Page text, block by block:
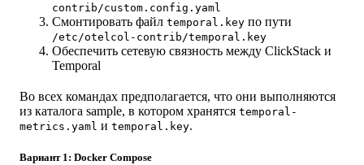
contrib/custom.config.yaml
Смонтировать файл temporal.key по пути
/etc/otelcol-contrib/temporal.key
Обеспечить сетевую связность между ClickStack и
Temporal
Во всех командах предполагается, что они выполняются
из каталога sample, в котором хранятся temporal-
metrics.yaml и temporal.key.
Вариант 1: Docker Compose